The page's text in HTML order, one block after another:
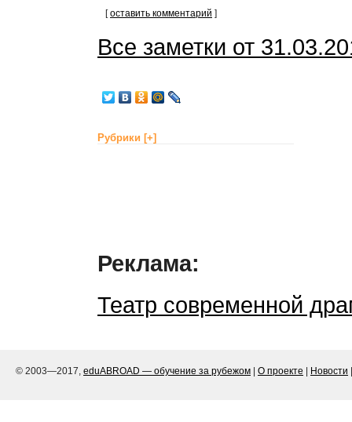
[оставить комментарий ]
Все заметки от
Рубрики [+]
Реклама:
Театр современной
© 2003—2017, eduABROAD — обучение за рубежом О проекте Новости